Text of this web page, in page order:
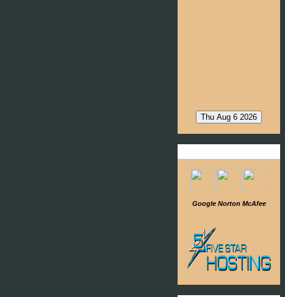
Google Norton McAfee